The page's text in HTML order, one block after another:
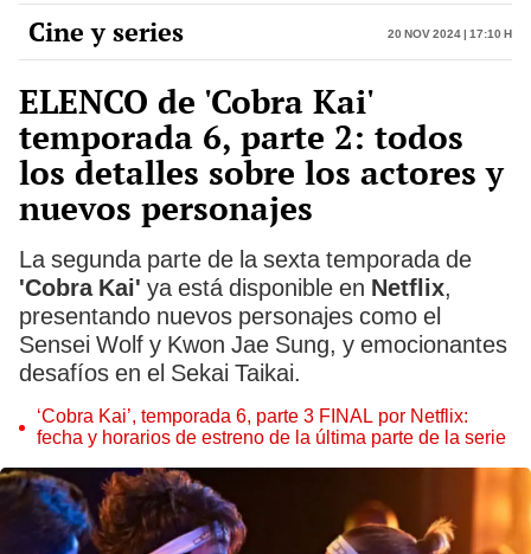
Cine y series 20 Nov 2024 | 17:10 h
ELENCO de 'Cobra Kai'
temporada 6, parte 2: todos
los detalles sobre los actores y
nuevos personajes
La segunda parte de la sexta temporada de
'Cobra Kai' ya está disponible en Netflix,
presentando nuevos personajes como el
Sensei Wolf y Kwon Jae Sung, y emocionantes
desafíos en el Sekai Taikai.
‘Cobra Kai’, temporada 6, parte 3 FINAL por Netflix:
fecha y horarios de estreno de la última parte de la serie